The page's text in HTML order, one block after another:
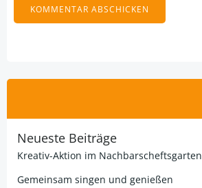
Neueste Beiträge
Kreativ-Aktion im Nachbarscheftsgarten
Gemeinsam singen und genießen